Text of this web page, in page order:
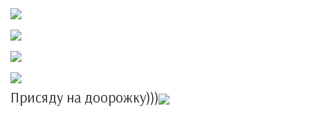
Присяду на доорожку)))